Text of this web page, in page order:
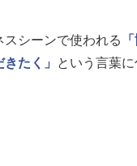
スシーンで使われる
たく」
という言葉